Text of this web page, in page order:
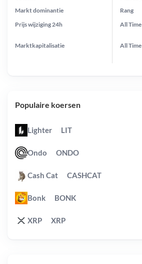
Prijs wijziging 24h
Markt dominantie
Marktkapitalisatie
Rang
All Time
All Time
Populaire koersen
Lighter LIT
Ondo ONDO
Cash Cat CASHCAT
Bonk BONK
XRP XRP